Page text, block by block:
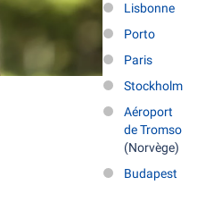
Lisbonne
Porto
Paris
Stockholm
Aéroport
de Tromso
(Norvège)
Budapest